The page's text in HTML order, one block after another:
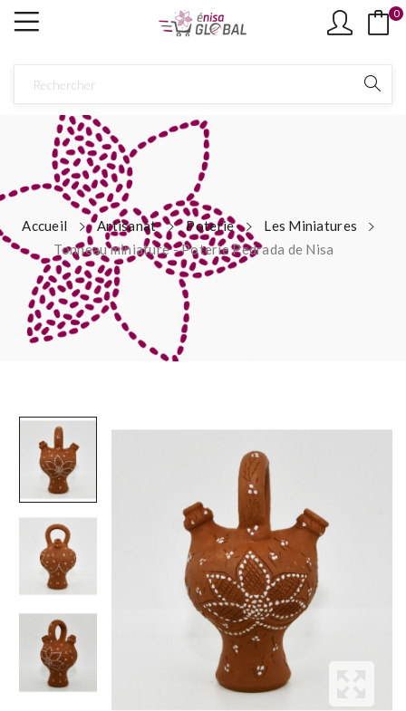
0
Accueil Artisanat Poterie
Les Miniatures
Tonneau miniature - Poterie Pedrada de Nisa